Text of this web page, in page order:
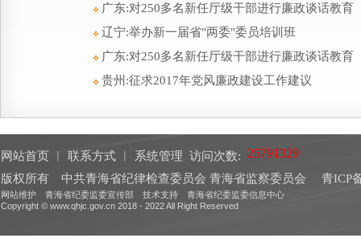
广东:对250多名新任厅级干部进行廉政谈话教育
辽宁:举办新一届省"两委"委员培训班
广东:对250多名新任厅级干部进行廉政谈话教育
贵州:征求2017年党风廉政建设工作建议
网站首页 联系方式 系统管理 访问次数:
版权所有 中共青海省纪律检查委员会 青海省监察委员会
青ICP
网站维护 青海省纪委监委宣传部 技术支持 青海省纪委监委信息中心
Copyright © www.qhjc.gov.cn 2018 - 2022 All Right Reserved